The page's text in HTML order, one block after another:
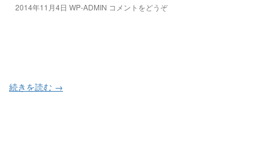
2014年11月4日 WP-ADMIN コメントをどうぞ
続きを読む →